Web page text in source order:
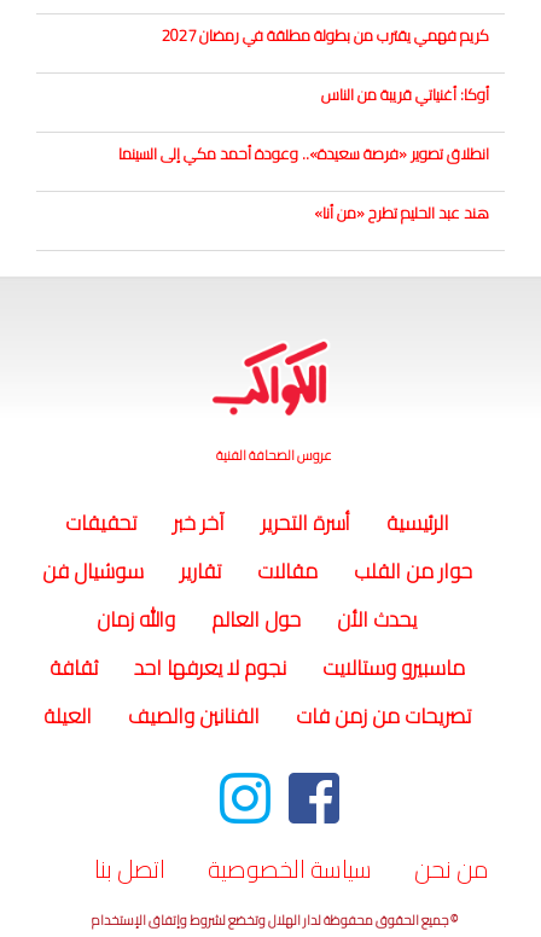
كريم فهمي يقترب من بطولة مطلقة في رمضان 2027
أوكا: أغنياتي قريبة من الناس
انطلاق تصوير «فرصة سعيدة».. وعودة أحمد مكي إلى السينما
هند عبد الحليم تطرح «من أنا»
عروس الصحافة الفنية
الرئيسية أسرة التحرير آخر خبر
تحقيقات
حوار من القلب
مقالات تقارير
سوشيال فن
يحدث الأن
حول العالم
والله زمان
ماسبيرو وستالايت
نجوم لا يعرفها احد
ثقافة
تصريحات من زمن فات
الفنانين والصيف العيلة
من نحن سياسة الخصوصية اتصل بنا
© جميع الحقوق محفوظة لدار الهلال وتخضع لشروط وإتفاق الإستخدام